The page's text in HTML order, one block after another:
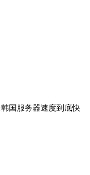
国服务器速度到底快